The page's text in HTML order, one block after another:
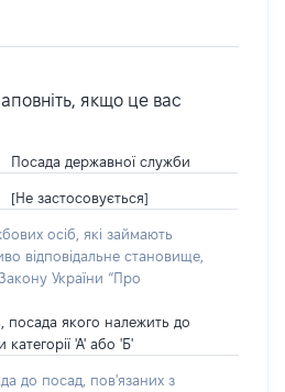
якщо це вас
Посада державної служби
[Не застосовується]
осіб, які займають
відповідальне становище,
України “Про
якого належить до
'А' або 'Б'
до посад, пов'язаних з